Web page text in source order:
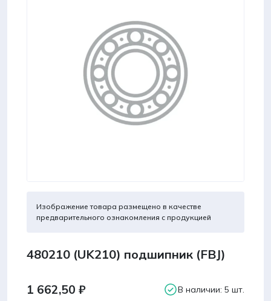
Изображение товара размещено в качестве
предварительного ознакомления с продукцией
480210 (UK210) подшипник (FBJ)
1 662,50 ₽ В наличии: 5 шт.